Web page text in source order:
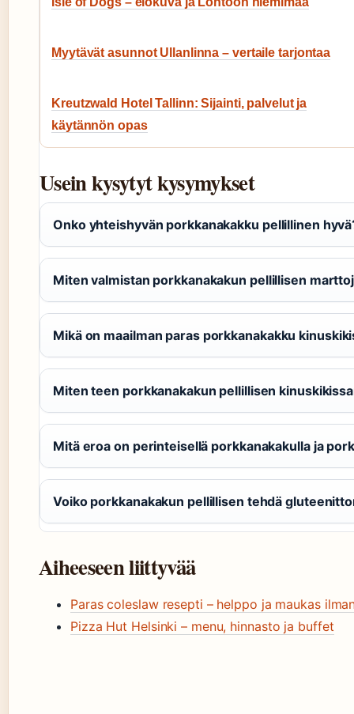
Myytävät asunnot Ullanlinna – vertaile tarjontaa
Kreutzwald Hotel Tallinn: Sijainti, palvelut ja
käytännön opas
Usein kysytyt kysymykset
Onko yhteishyvän porkkanakakku pellillinen
Miten valmistan porkkanakakun pellillisen
Mikä on maailman paras porkkanakakku
Miten teen porkkanakakun pellillisen
Mitä eroa on perinteisellä porkkanakakulla ja
Voiko porkkanakakun pellillisen tehdä
Aiheeseen liittyvää
Paras coleslaw resepti – helppo ja maukas
Pizza Hut Helsinki – menu, hinnasto ja buffet